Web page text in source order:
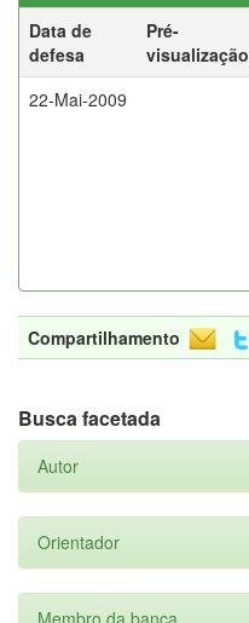
Data de
defesa
Pré-
visualização
22-Mai-2009
Compartilhamento
Busca facetada
Autor
Orientador
Membro da banca